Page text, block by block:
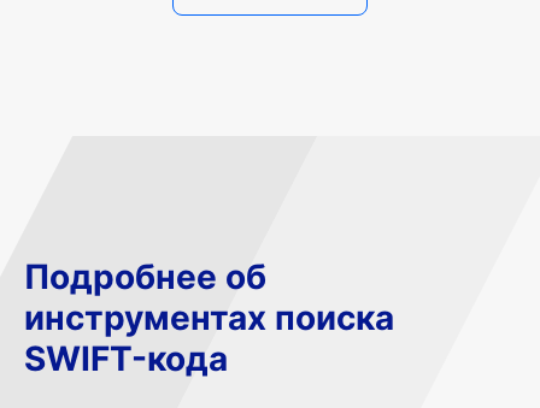
Подробнее об
инструментах поиска
SWIFT-кода